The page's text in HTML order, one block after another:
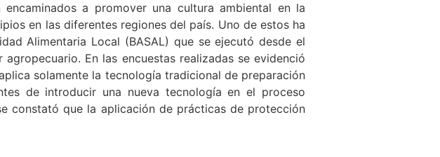
a promover una cultura ambiental en la
en las diferentes regiones del país. Uno de estos ha
Alimentaria Local (BASAL) que se ejecutó desde el
En las encuestas realizadas se evidenció
solamente la tecnología tradicional de preparación
de introducir una nueva tecnología en el proceso
constató que la aplicación de prácticas de protección